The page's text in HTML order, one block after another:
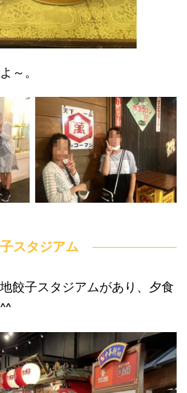
～。
スタジアム
餃子スタジアムがあり、夕食